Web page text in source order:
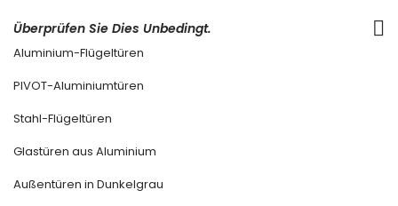
Überprüfen Sie Dies Unbedingt.
Aluminium-Flügeltüren
PIVOT-Aluminiumtüren
Stahl-Flügeltüren
Glastüren aus Aluminium
Außentüren in Dunkelgrau